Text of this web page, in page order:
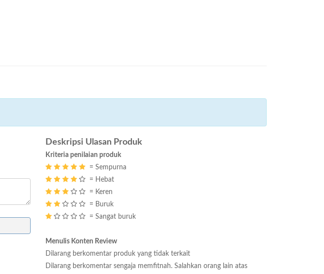
Deskripsi Ulasan Produk
Kriteria penilaian produk
= Sempurna
= Hebat
= Keren
= Buruk
= Sangat buruk
Menulis Konten Review
Dilarang berkomentar produk yang tidak terkait
Dilarang berkomentar sengaja memfitnah. Salahkan orang lain atas